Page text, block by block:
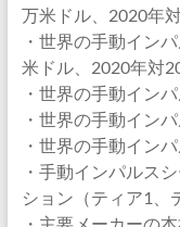
万米ドル、2020年
・世界の手動イン
米ドル、2020年対
・世界の手動イン
・世界の手動イン
・世界の手動イン
・手動インパルス
ション（ティア1、